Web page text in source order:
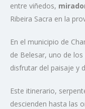
entre viñedos,
Ribeira Sacra en la
En el municipio de
de Belesar, uno de
disfrutar del paisaje y
Este itinerario,
descienden hasta las